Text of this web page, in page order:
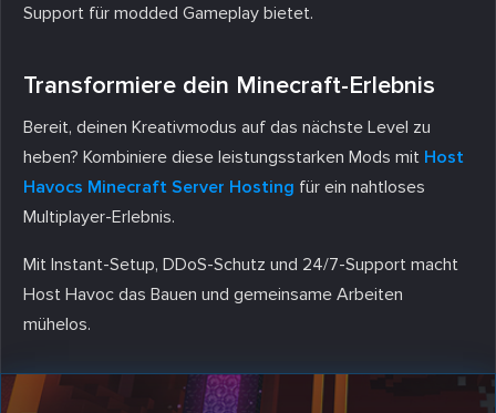
Support für modded Gameplay bietet.
Transformiere dein Minecraft-Erlebnis
Bereit, deinen Kreativmodus auf das nächste Level zu
heben? Kombiniere diese leistungsstarken Mods mit Host
Havocs Minecraft Server Hosting für ein nahtloses
Multiplayer-Erlebnis.
Mit Instant-Setup, DDoS-Schutz und 24/7-Support macht
Host Havoc das Bauen und gemeinsame Arbeiten
mühelos.